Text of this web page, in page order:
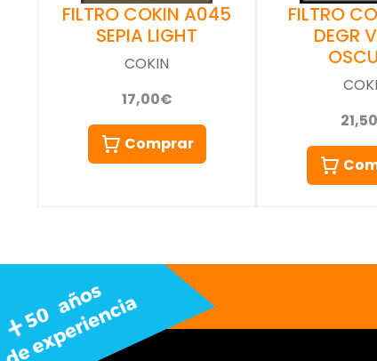
FILTRO COKIN A045
SEPIA LIGHT
COKIN
17,00€
Comprar
FILTRO
DEGR